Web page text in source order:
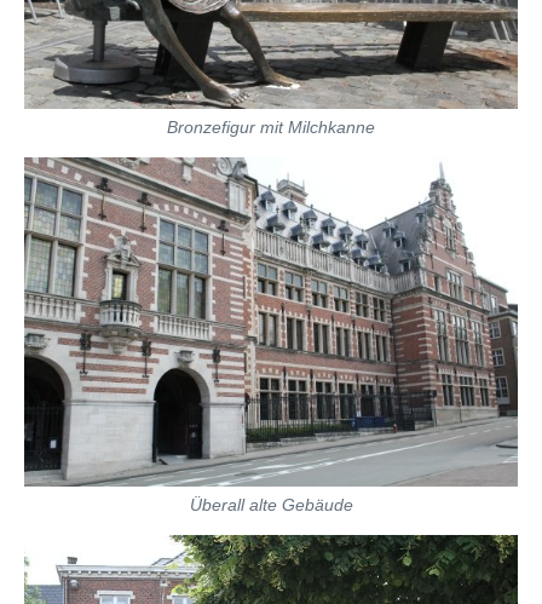
Bronzefigur mit Milchkanne
Überall alte Gebäude